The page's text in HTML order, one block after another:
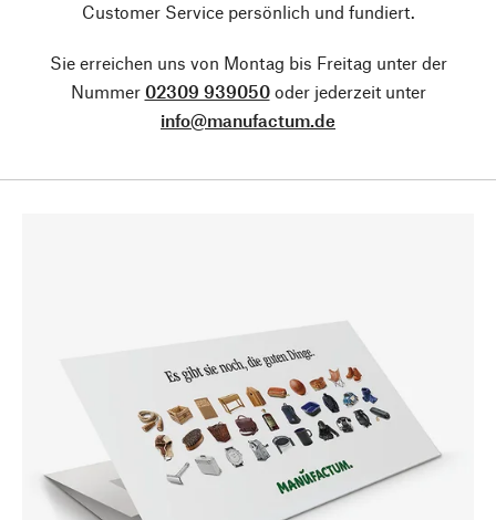
Customer Service persönlich und fundiert.
Sie erreichen uns von Montag bis Freitag unter der
Nummer 02309 939050oder jederzeit unter
info@manufactum.de